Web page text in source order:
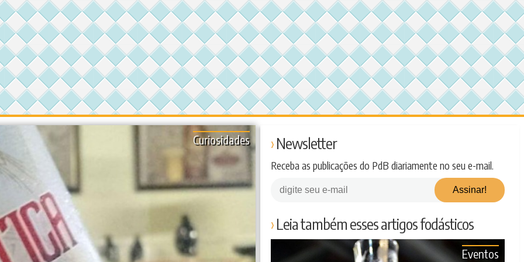
Curiosidades Newsletter
Receba as publicações do PdB diariamente no seu e-mail.
Leia também esses artigos fodásticos
Eventos